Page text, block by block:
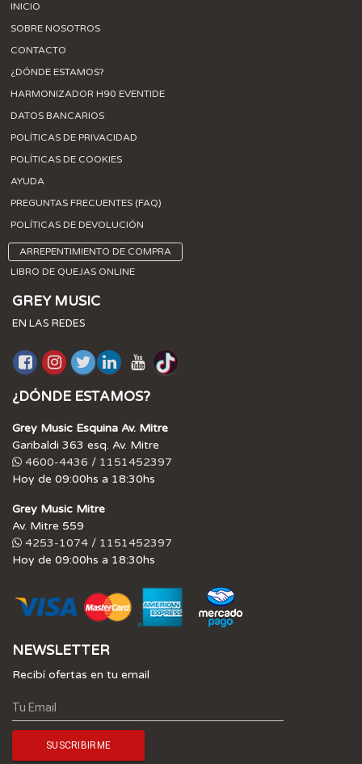
INICIO
SOBRE NOSOTROS
CONTACTO
¿DÓNDE ESTAMOS?
HARMONIZADOR H90 EVENTIDE
DATOS BANCARIOS
POLÍTICAS DE PRIVACIDAD
POLÍTICAS DE COOKIES
AYUDA
PREGUNTAS FRECUENTES (FAQ)
POLÍTICAS DE DEVOLUCIÓN
ARREPENTIMIENTO DE COMPRA
LIBRO DE QUEJAS ONLINE
GREY MUSIC
EN LAS REDES
¿DÓNDE ESTAMOS?
Grey Music Esquina Av. Mitre
Garibaldi 363 esq. Av. Mitre
4600-4436 / 1151452397
Hoy de 09:00hs a 18:30hs
Grey Music Mitre
Av. Mitre 559
4253-1074 / 1151452397
Hoy de 09:00hs a 18:30hs
NEWSLETTER
Recibí ofertas en tu email